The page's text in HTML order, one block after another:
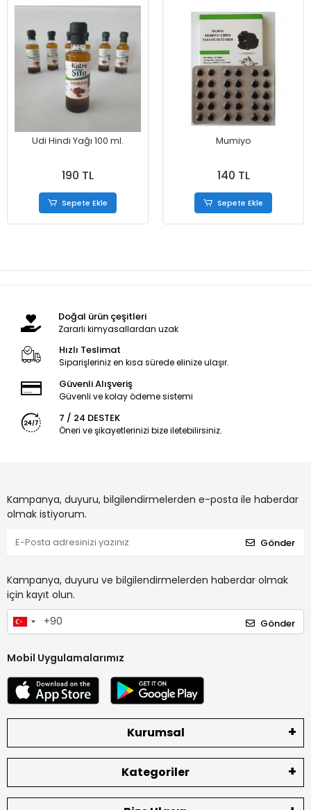
Udi Hindi Yağı 100 ml.
190 TL
Sepete Ekle
Mumiyo
140 TL
Sepete Ekle
Doğal ürün çeşitleri
Zararlı kimyasallardan uzak
Hızlı Teslimat
Siparişleriniz en kısa sürede elinize ulaşır.
Güvenli Alışveriş
Güvenli ve kolay ödeme sistemi
7 / 24 DESTEK
Öneri ve şikayetlerinizi bize iletebilirsiniz.
Kampanya, duyuru, bilgilendirmelerden e-posta ile haberdar
olmak istiyorum.
Gönder
Kampanya, duyuru ve bilgilendirmelerden haberdar olmak
için kayıt olun.
Gönder
Mobil Uygulamalarımız
Kurumsal
Kategoriler